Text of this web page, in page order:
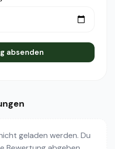
absenden
geladen werden. Du